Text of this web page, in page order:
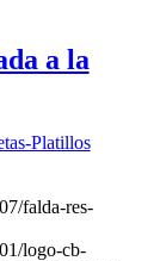
a la
Platillos
falda-res-
logo-cb-